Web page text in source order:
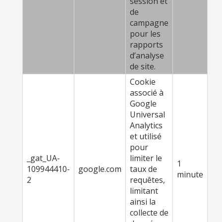
de
campagne
pour les
rapports
d’analyse
de site.
_gat_UA-
109944410-
2
google.com
Cookie
associé à
Google
Universal
Analytics
et utilisé
pour
limiter le
taux de
requêtes,
limitant
ainsi la
collecte de
1
minute